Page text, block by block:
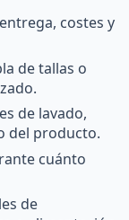
costes y
de tallas o
de lavado,
del producto.
cuánto
de